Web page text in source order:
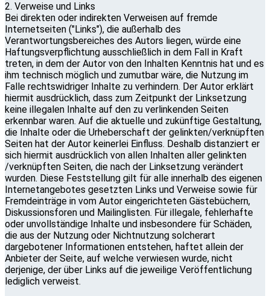
2. Verweise und Links
Bei direkten oder indirekten Verweisen auf fremde
Internetseiten ("Links"), die außerhalb des
Verantwortungsbereiches des Autors liegen, würde eine
Haftungsverpflichtung ausschließlich in dem Fall in Kraft
treten, in dem der Autor von den Inhalten Kenntnis hat und es
ihm technisch möglich und zumutbar wäre, die Nutzung im
Falle rechtswidriger Inhalte zu verhindern. Der Autor erklärt
hiermit ausdrücklich, dass zum Zeitpunkt der Linksetzung
keine illegalen Inhalte auf den zu verlinkenden Seiten
erkennbar waren. Auf die aktuelle und zukünftige Gestaltung,
die Inhalte oder die Urheberschaft der gelinkten/verknüpften
Seiten hat der Autor keinerlei Einfluss. Deshalb distanziert er
sich hiermit ausdrücklich von allen Inhalten aller gelinkten
/verknüpften Seiten, die nach der Linksetzung verändert
wurden. Diese Feststellung gilt für alle innerhalb des eigenen
Internetangebotes gesetzten Links und Verweise sowie für
Fremdeinträge in vom Autor eingerichteten Gästebüchern,
Diskussionsforen und Mailinglisten. Für illegale, fehlerhafte
oder unvollständige Inhalte und insbesondere für Schäden,
die aus der Nutzung oder Nichtnutzung solcherart
dargebotener Informationen entstehen, haftet allein der
Anbieter der Seite, auf welche verwiesen wurde, nicht
derjenige, der über Links auf die jeweilige Veröffentlichung
lediglich verweist.